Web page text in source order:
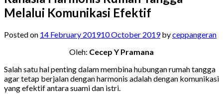
Melalui Komunikasi Efektif
Posted on 14 February 201910 October 2019byceppangeran
Oleh: Cecep Y Pramana
Salah satu hal penting dalam membina hubungan rumah tangga
agar tetap berjalan dengan harmonis adalah dengan komunikasi
yang efektif antara suami dan istri.